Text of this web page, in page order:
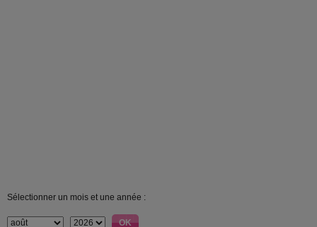
Sélectionner un mois et une année :